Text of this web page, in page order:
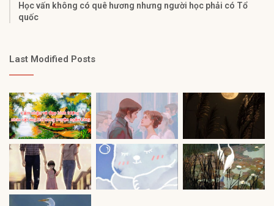
Học vấn không có quê hương nhưng người học phải có Tổ
quốc
Last Modified Posts